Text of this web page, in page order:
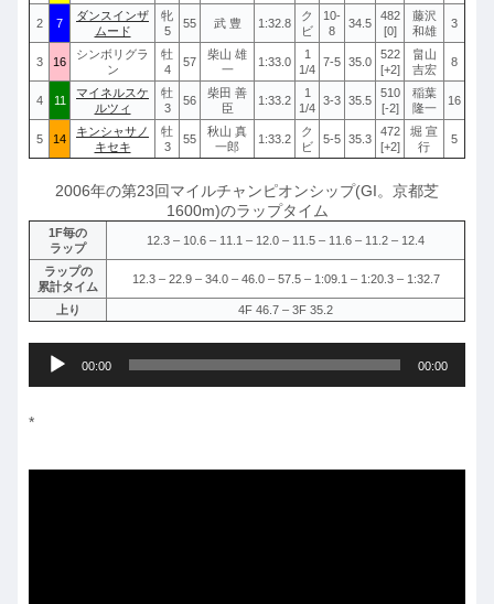
2 7
ダンスインザ
ムード
牝
5
55 武 豊 1:32.8
ク
ビ
10-
8
34.5
482
[0]
藤沢
和雄
3
3 16
シンボリグラ
ン
牡
4
57
柴山 雄
一
1:33.0
1
1/4
7-5 35.0
522
[+2]
畠山
吉宏
8
4 11
マイネルスケ
ルツィ
牡
3
56
柴田 善
臣
1:33.2
1
1/4
3-3 35.5
510
[-2]
稲葉
隆一
16
5 14
キンシャサノ
キセキ
牡
3
55
秋山 真
一郎
1:33.2
ク
ビ
5-5 35.3
472
[+2]
堀 宣
行
5
2006年の第23回マイルチャンピオンシップ(GI。京都芝
1600m)のラップタイム
1F毎の
ラップ
12.3 – 10.6 – 11.1 – 12.0 – 11.5 – 11.6 – 11.2 – 12.4
ラップの
累計タイム
12.3 – 22.9 – 34.0 – 46.0 – 57.5 – 1:09.1 – 1:20.3 – 1:32.7
上り 4F 46.7 – 3F 35.2
00:00 00:00
*